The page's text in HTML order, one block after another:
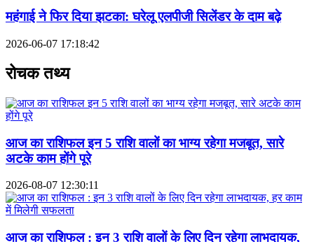
महंगाई ने फिर दिया झटका: घरेलू एलपीजी सिलेंडर के दाम बढ़े
2026-06-07 17:18:42
रोचक तथ्य
आज का राशिफल इन 5 राशि वालों का भाग्य रहेगा मजबूत, सारे
अटके काम होंगे पूरे
2026-08-07 12:30:11
आज का राशिफल : इन 3 राशि वालों के लिए दिन रहेगा लाभदायक,